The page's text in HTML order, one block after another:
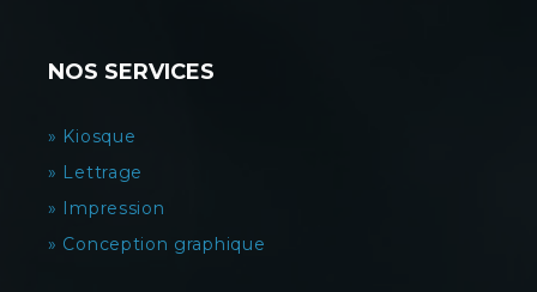
NOS SERVICES
» Kiosque
» Lettrage
» Impression
» Conception graphique